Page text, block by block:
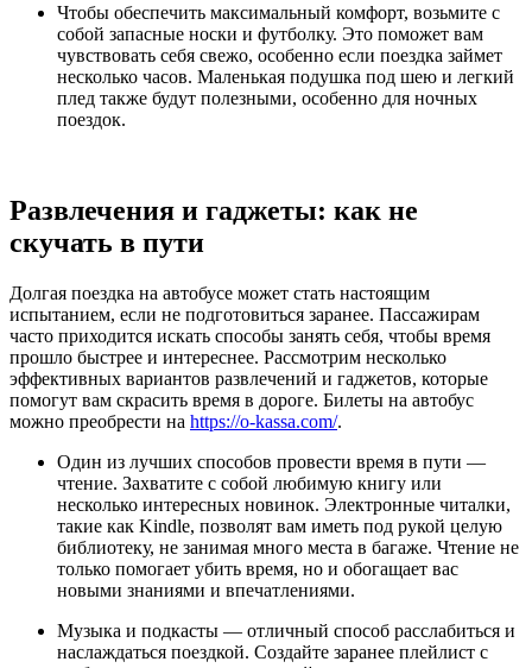
Чтобы обеспечить максимальный комфорт, возьмите с
собой запасные носки и футболку. Это поможет вам
чувствовать себя свежо, особенно если поездка займет
несколько часов. Маленькая подушка под шею и легкий
плед также будут полезными, особенно для ночных
поездок.
Развлечения и гаджеты: как не
скучать в пути
Долгая поездка на автобусе может стать настоящим
испытанием, если не подготовиться заранее. Пассажирам
часто приходится искать способы занять себя, чтобы время
прошло быстрее и интереснее. Рассмотрим несколько
эффективных вариантов развлечений и гаджетов, которые
помогут вам скрасить время в дороге. Билеты на автобус
можно преобрести на https://o-kassa.com/.
Один из лучших способов провести время в пути —
чтение. Захватите с собой любимую книгу или
несколько интересных новинок. Электронные читалки,
такие как Kindle, позволят вам иметь под рукой целую
библиотеку, не занимая много места в багаже. Чтение не
только помогает убить время, но и обогащает вас
новыми знаниями и впечатлениями.
Музыка и подкасты — отличный способ расслабиться и
наслаждаться поездкой. Создайте заранее плейлист с